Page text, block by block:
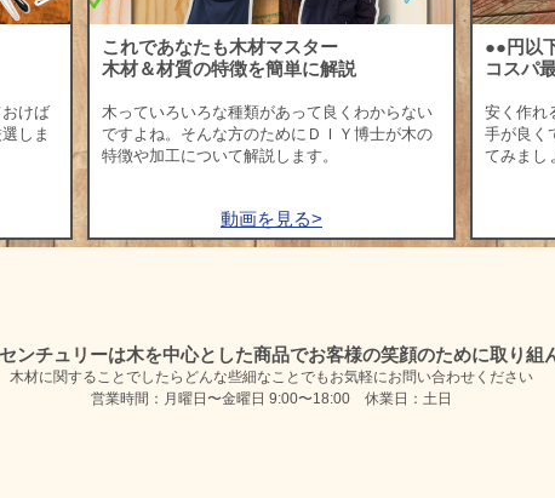
けば
しま
これであなたも木材マスター
木材＆材質の特徴を簡単に解説
木っていろいろな種類があって良くわからない
ですよね。そんな方のためにＤＩＹ博士が木の
特徴や加工について解説します。
動画を見る>
●●円以
コスパ
安く作れ
手が良く
てみまし
ンチュリーは木を中心とした商品でお客様の笑顔のために取り組
木材に関することでしたらどんな些細なことでも お気軽にお問い合わせください
営業時間：月曜日〜金曜日 9:00〜18:00 休業日：土日